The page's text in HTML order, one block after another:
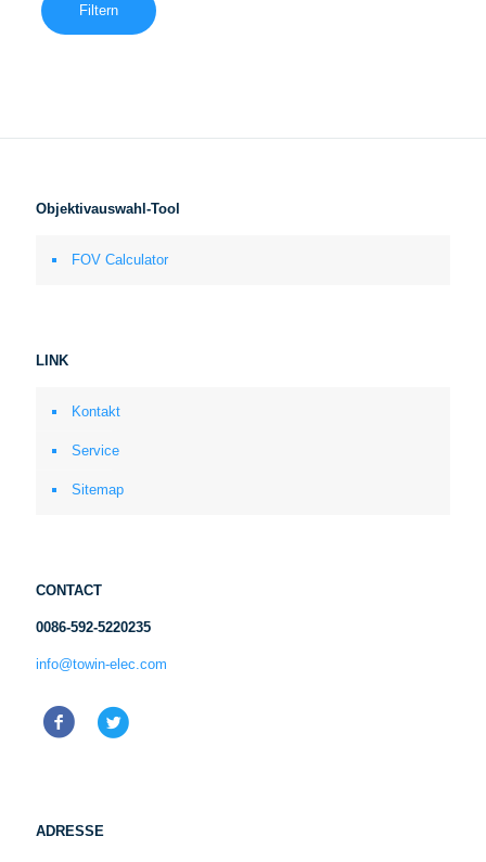
Filtern
Objektivauswahl-Tool
FOV Calculator
LINK
Kontakt
Service
Sitemap
CONTACT
0086-592-5220235
info@towin-elec.com
ADRESSE